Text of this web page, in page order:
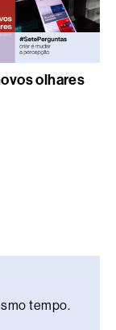
olhares
tempo.